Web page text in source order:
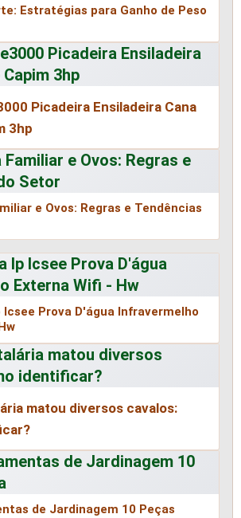
Estratégias para Ganho de Peso
Picadeira Ensiladeira Cana
3hp
e Ovos: Regras e Tendências
Prova D'água Infravermelho
matou diversos cavalos:
de Jardinagem 10 Peças